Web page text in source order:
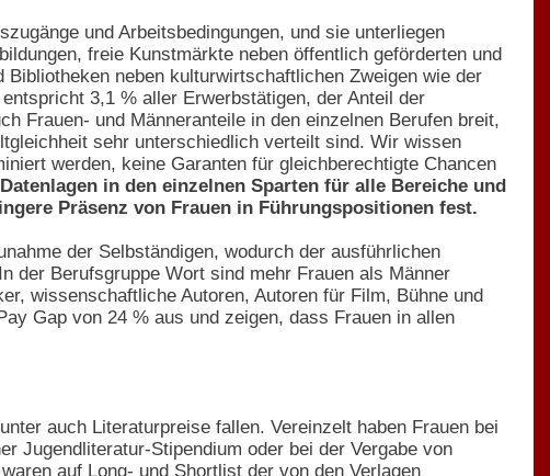
und Arbeitsbedingungen, und sie unterliegen
freie Kunstmärkte neben öffentlich geförderten und
neben kulturwirtschaftlichen Zweigen wie der
3,1 % aller Erwerbstätigen, der Anteil der
Frauen- und Männeranteile in den einzelnen Berufen breit,
sehr unterschiedlich verteilt sind. Wir wissen
werden, keine Garanten für gleichberechtigte Chancen
in den einzelnen Sparten für alle Bereiche und
Präsenz von Frauen in Führungspositionen fest.
der Selbständigen, wodurch der ausführlichen
der Berufsgruppe Wort sind mehr Frauen als Männer
wissenschaftliche Autoren, Autoren für Film, Bühne und
Gap von 24 % aus und zeigen, dass Frauen in allen
auch Literaturpreise fallen. Vereinzelt haben Frauen bei
Jugendliteratur-Stipendium oder bei der Vergabe von
auf Long- und Shortlist der von den Verlagen